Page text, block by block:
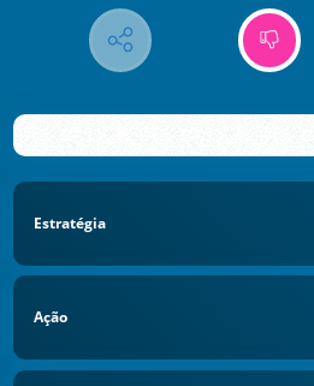
Estratégia
Ação